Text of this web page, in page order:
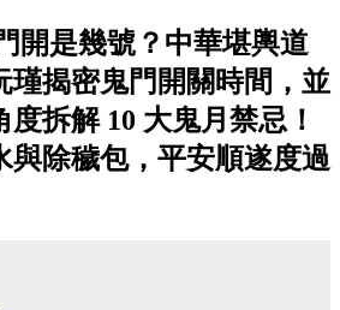
開是幾號？中華堪輿道
瑾揭密鬼門開關時間，並
拆解 10 大鬼月禁忌！
與除穢包，平安順遂度過